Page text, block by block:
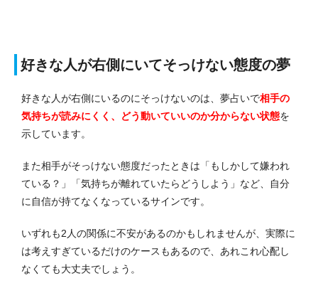
好きな人が右側にいてそっけない態度の夢
好きな人が右側にいるのにそっけないのは、夢占いで相手の
気持ちが読みにくく、どう動いていいのか分からない状態を
示しています。
また相手がそっけない態度だったときは「もしかして嫌われ
ている？」「気持ちが離れていたらどうしよう」など、自分
に自信が持てなくなっているサインです。
いずれも2人の関係に不安があるのかもしれませんが、実際に
は考えすぎているだけのケースもあるので、あれこれ心配し
なくても大丈夫でしょう。